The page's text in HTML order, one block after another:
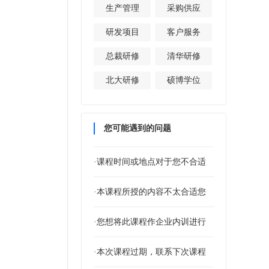
生产管理 采购供应
研发项目 客户服务
总裁研修 清华研修
北大研修 硕博学位
您可能遇到的问题
·课程时间或地点对于您不合适
·本课程所授的内容不太合适您
·您想将此课程作企业内训进行
·本次课程过期，联系下次课程